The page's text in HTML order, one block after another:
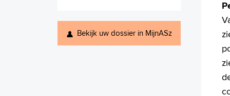
Bekijk uw dossier in MijnASz